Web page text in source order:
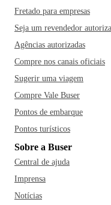
Fretado para empresas
Seja um revendedor
Agências autorizadas
Compre nos canais oficiais
Sugerir uma viagem
Compre Vale Buser
Pontos de embarque
Pontos turísticos
Sobre a Buser
Central de ajuda
Imprensa
Notícias